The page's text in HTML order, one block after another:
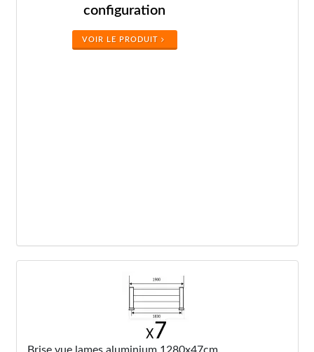
configuration
VOIR LE PRODUIT